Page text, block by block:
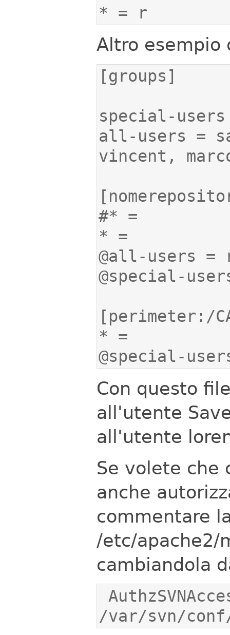
* = r
Altro esempio
all-users =
@special-
Con questo
all'utente
all'utente
Se volete che
anche
commentare
/etc/apache2/
cambiandola
/var/svn/